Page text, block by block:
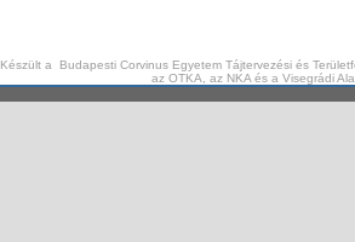
Készült a Budapesti Corvinus Egyetem Tájtervezési és
az OTKA, az NKA és a Visegrádi